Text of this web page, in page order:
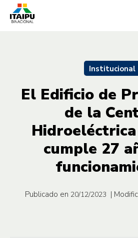
Institucional
El Edificio de
de la
cumple 27
Publicado en 20/12/2023 |